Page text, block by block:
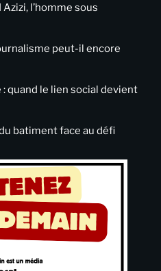
l’homme sous
peut-il encore
quand le lien social devient
batiment face au défi